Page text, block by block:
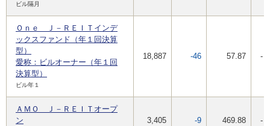
ビル隔月
Ｏｎｅ Ｊ－ＲＥＩＴインデ
ックスファンド（年１回決算
型）
愛称：ビルオーナー（年１回
決算型）
ビル年１
18,887 -46 57.87 -
ＡＭＯ Ｊ－ＲＥＩＴオープ
ン
3,405 -9 469.88 -